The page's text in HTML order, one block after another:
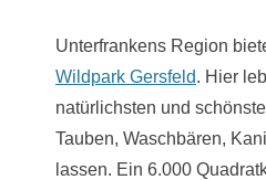
Unterfrankens Region
Wildpark Gersfeld. Hier
natürlichsten und
Tauben, Waschbären,
lassen. Ein 6.000